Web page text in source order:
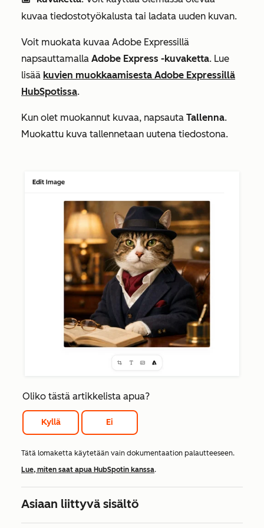
kuvaa tiedostotyökalusta tai ladata uuden kuvan.
Voit muokata kuvaa Adobe Expressillä
napsauttamalla Adobe Express -kuvaketta. Lue
lisää kuvien muokkaamisesta Adobe Expressillä
HubSpotissa.
Kun olet muokannut kuvaa, napsauta Tallenna.
Muokattu kuva tallennetaan uutena tiedostona.
Oliko tästä artikkelista apua?
Kyllä Ei
Tätä lomaketta käytetään vain dokumentaation palautteeseen.
Lue, miten saat apua HubSpotin kanssa.
Asiaan liittyvä sisältö